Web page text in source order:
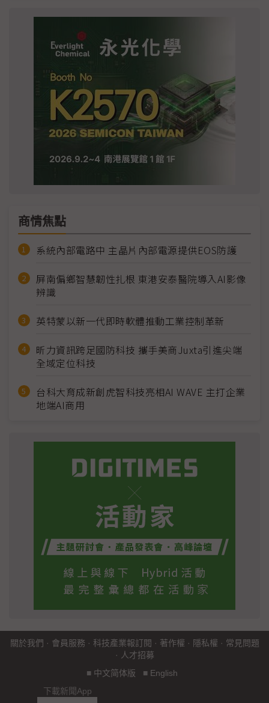
商情焦點
系統內部電路中 主晶片內部電源提供EOS防護
屏南偏鄉智慧韌性扎根 東港安泰醫院導入AI影像
辨識
英特蒙以新一代即時軟體推動工業控制革新
昕力資訊跨足國防科技 攜手美商Juxta引進尖端
全域定位科技
台科大育成新創虎智科技亮相AI WAVE 主打企業
地端AI商用
關於我們 · 會員服務 · 科技產業報訂閱 · 著作權 · 隱私權 · 常見問題
· 人才招募
■ 中文简体版 ■ English
下載新聞App